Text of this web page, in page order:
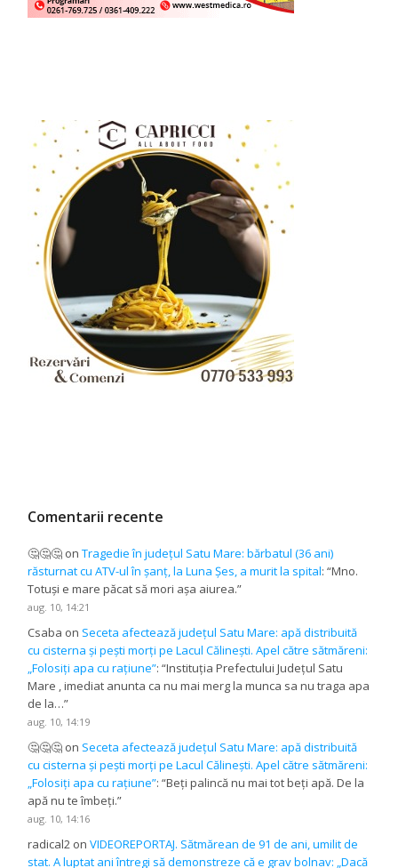
Comentarii recente
🤔🤔🤔 onTragedie în județul Satu Mare: bărbatul (36 ani)
răsturnat cu ATV-ul în șanț, la Luna Șes, a murit la spital: “Mno.
Totuși e mare păcat să mori așa aiurea.”
aug. 10, 14:21
Csaba on Seceta afectează județul Satu Mare: apă distribuită
cu cisterna și pești morți pe Lacul Călinești. Apel către sătmăreni:
„Folosiți apa cu rațiune”: “Instituția Prefectului Județul Satu
Mare , imediat anunta ca nu mai merg la munca sa nu traga apa
de la…”
aug. 10, 14:19
🤔🤔🤔 on Seceta afectează județul Satu Mare: apă distribuită
cu cisterna și pești morți pe Lacul Călinești. Apel către sătmăreni:
„Folosiți apa cu rațiune”: “Beți palincă nu mai tot beți apă. De la
apă nu te îmbeți.”
aug. 10, 14:16
radical2 onVIDEOREPORTAJ. Sătmărean de 91 de ani, umilit de
stat. A luptat ani întregi să demonstreze că e grav bolnav: „Dacă